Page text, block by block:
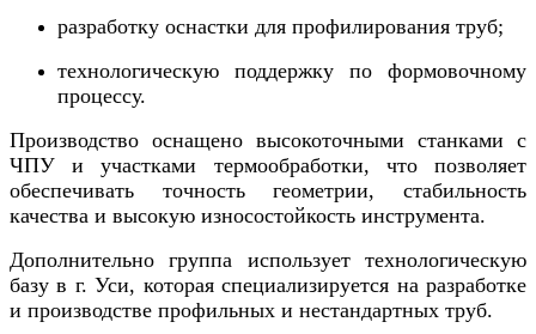
разработку оснастки для профилирования труб;
технологическую поддержку по формовочному
процессу.
Производство оснащено высокоточными станками с
ЧПУ и участками термообработки, что позволяет
обеспечивать точность геометрии, стабильность
качества и высокую износостойкость инструмента.
Дополнительно группа использует технологическую
базу в г. Уси, которая специализируется на разработке
и производстве профильных и нестандартных труб.